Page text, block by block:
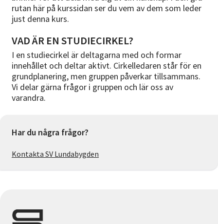
rutan här på kurssidan ser du vem av dem som leder
just denna kurs.
VAD ÄR EN STUDIECIRKEL?
I en studiecirkel är deltagarna med och formar
innehållet och deltar aktivt. Cirkelledaren står för en
grundplanering, men gruppen påverkar tillsammans.
Vi delar gärna frågor i gruppen och lär oss av
varandra.
Har du några frågor?
Kontakta SV Lundabygden